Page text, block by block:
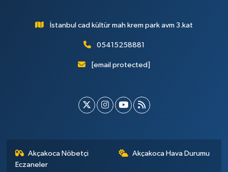
İstanbul cad kültür mah krem park avm 3.kat
05415258881
[email protected]
Akçakoca Nöbetçi
Eczaneler
Akçakoca Hava Durumu